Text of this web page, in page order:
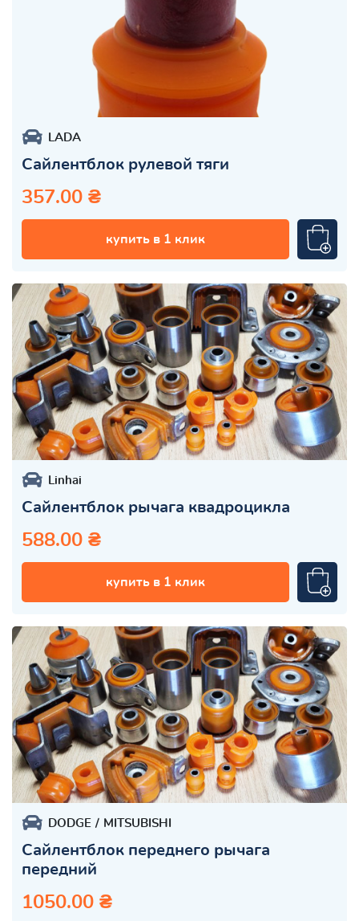
LADA
Сайлентблок рулевой тяги
357.00 ₴
купить в 1 клик
Linhai
Сайлентблок рычага квадроцикла
588.00 ₴
купить в 1 клик
DODGE MITSUBISHI
Сайлентблок переднего рычага
передний
1050.00 ₴